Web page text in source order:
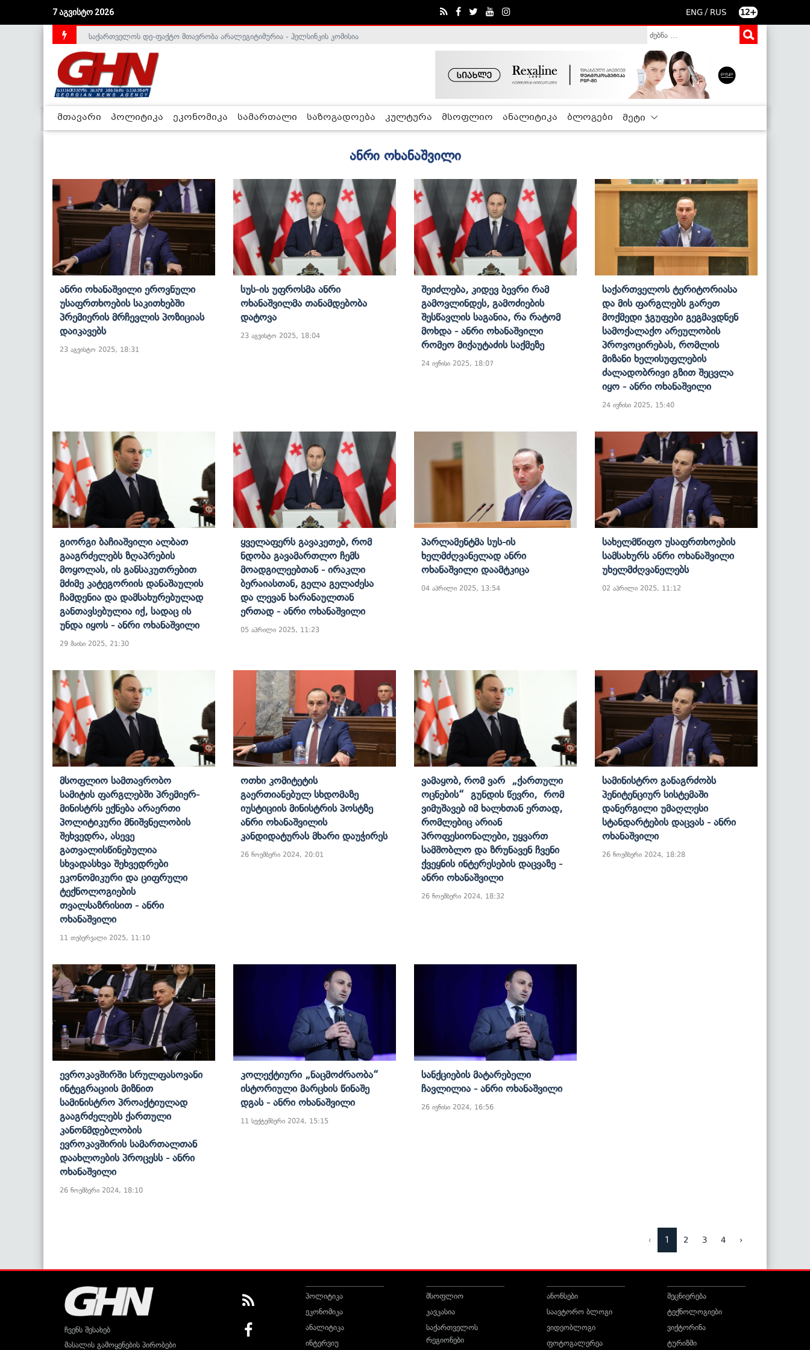
7 აგვისტო 2026 ENG / RUS 12+
საქართველოს დე-ფაქტო მთავრობა არალეგიტიმურია - ჰელსინკის კომისია
მთავარი პოლიტიკა ეკონომიკა სამართალი საზოგადოება კულტურა მსოფლიო ანალიტიკა ბლოგები მეტი
ანრი ოხანაშვილი
Ანრი Ოხანაშვილი Ეროვნული
Უსაფრთხოების Საკითხებში
Პრემიერის Მრჩევლის Პოზიციას
Დაიკავებს
23 აგვისტო 2025, 18:31
Სუს-Ის Უფროსმა Ანრი
Ოხანაშვილმა Თანამდებობა
Დატოვა
23 აგვისტო 2025, 18:04
Შეიძლება, Კიდევ Ბევრი Რამ
Გამოვლინდეს, Გამოძიების
Შესწავლის Საგანია, Რა Რატომ
Მოხდა - Ანრი Ოხანაშვილი
Რომეო Მიქაუტაძის Საქმეზე
24 ივნისი 2025, 18:07
Საქართველოს Ტერიტორიასა
Და Მის Ფარგლებს Გარეთ
Მოქმედი Ჯგუფები Გეგმავდნენ
Სამოქალაქო Არეულობის
Პროვოცირებას, Რომლის
Მიზანი Ხელისუფლების
Ძალადობრივი Გზით Შეცვლა
Იყო - Ანრი Ოხანაშვილი
24 ივნისი 2025, 15:40
Გიორგი Ბაჩიაშვილი Ალბათ
Გააგრძელებს Ზღაპრების
Მოყოლას, Ის Განსაკუთრებით
Მძიმე Კატეგორიის Დანაშაულის
Ჩამდენია Და Დამსახურებულად
Განთავსებულია Იქ, Სადაც Ის
Უნდა Იყოს - Ანრი Ოხანაშვილი
29 მაისი 2025, 21:30
Ყველაფერს Გავაკეთებ, Რომ
Ნდობა Გავამართლო Ჩემს
Მოადგილეებთან - Ირაკლი
Ბერაიასთან, Გელა Გელაძესა
Და Ლევან Ხარანაულთან
Ერთად - Ანრი Ოხანაშვილი
05 აპრილი 2025, 11:23
Პარლამენტმა Სუს-Ის
Ხელმძღვანელად Ანრი
Ოხანაშვილი Დაამტკიცა
04 აპრილი 2025, 13:54
Სახელმწიფო Უსაფრთხოების
Სამსახურს Ანრი Ოხანაშვილი
Უხელმძღვანელებს
02 აპრილი 2025, 11:12
Მსოფლიო Სამთავრობო
Სამიტის Ფარგლებში Პრემიერ-
Მინისტრს Ექნება Არაერთი
Პოლიტიკური Მნიშვნელობის
Შეხვედრა, Ასევე
Გათვალისწინებულია
Სხვადასხვა Შეხვედრები
Ეკონომიკური Და Ციფრული
Ტექნოლოგიების
Თვალსაზრისით - Ანრი
Ოხანაშვილი
11 თებერვალი 2025, 11:10
Ოთხი Კომიტეტის
Გაერთიანებულ Სხდომაზე
Იუსტიციის Მინისტრის Პოსტზე
Ანრი Ოხანაშვილის
Კანდიდატურას Მხარი Დაუჭირეს
26 ნოემბერი 2024, 20:01
Ვამაყობ, Რომ Ვარ „ქართული
Ოცნების“ Გუნდის Წევრი, Რომ
Ვიმუშავებ Იმ Ხალხთან Ერთად,
Რომლებიც Არიან
Პროფესიონალები, Უყვართ
Სამშობლო Და Ზრუნავენ Ჩვენი
Ქვეყნის Ინტერესების Დაცვაზე -
Ანრი Ოხანაშვილი
26 ნოემბერი 2024, 18:32
Სამინისტრო Განაგრძობს
Პენიტენციურ Სისტემაში
Დანერგილი Უმაღლესი
Სტანდარტების Დაცვას - Ანრი
Ოხანაშვილი
26 ნოემბერი 2024, 18:28
Ევროკავშირში Სრულფასოვანი
Ინტეგრაციის Მიზნით
Სამინისტრო Პროაქტიულად
Გააგრძელებს Ქართული
Კანონმდებლობის
Ევროკავშირის Სამართალთან
Დაახლოების Პროცესს - Ანრი
Ოხანაშვილი
26 ნოემბერი 2024, 18:10
Კოლექტიური „ნაცმოძრაობა“
Ისტორიული Მარცხის Წინაშე
Დგას - Ანრი Ოხანაშვილი
11 სექტემბერი 2024, 15:15
Სანქციების Მატარებელი
Ჩავლილია - Ანრი Ოხანაშვილი
26 ივნისი 2024, 16:56
‹ 1 2 3 4 ›
ჩვენს შესახებ
მასალის გამოყენების პირობები
პოლიტიკა
ეკონომიკა
ანალიტიკა
ინტერვიუ
მსოფლიო
კავკასია
საქართველოს
რეგიონები
ანონსები
საავტორო ბლოგი
ვიდეობლოგი
ფოტოგალერეა
მეცნიერება
ტექნოლოგიები
ვიქტორინა
ტურიზმი